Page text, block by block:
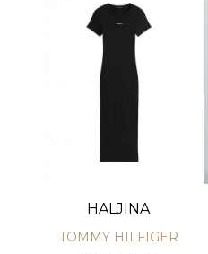
HALJINA
TOMMY HILFIGER